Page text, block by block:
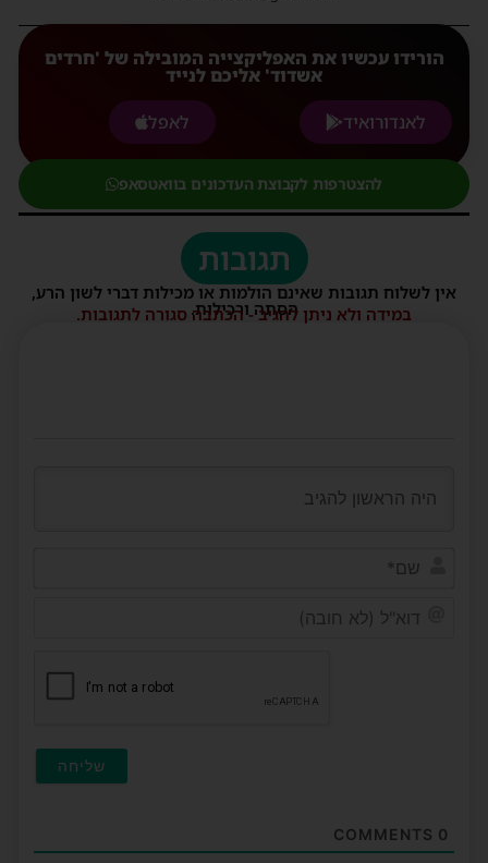
הורידו עכשיו את האפליקצייה המובילה של 'חרדים
אשדוד' אליכם לנייד
לאנדורואיד
לאפל
להצטרפות לקבוצת העדכונים בוואטסאפ
תגובות
אין לשלוח תגובות שאינם הולמות או מכילות דברי לשון הרע,
הסתה ורכילות.
במידה ולא ניתן להגיב - הכתבה סגורה לתגובות.
0